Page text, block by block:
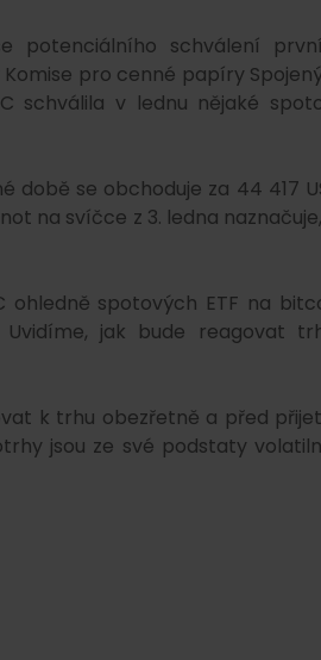
potenciálního schválení
pro cenné papíry
schválila v lednu nějaké
době se obchoduje za 44 417
na svíčce z 3. ledna
spotových ETF na
jak bude reagovat
k trhu obezřetně a před
jsou ze své podstaty